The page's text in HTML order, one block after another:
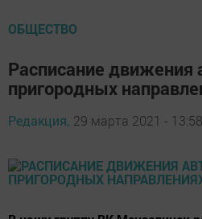
ОБЩЕСТВО
Расписание движения
пригородных
Редакция, 29 марта 2021 - 13:58